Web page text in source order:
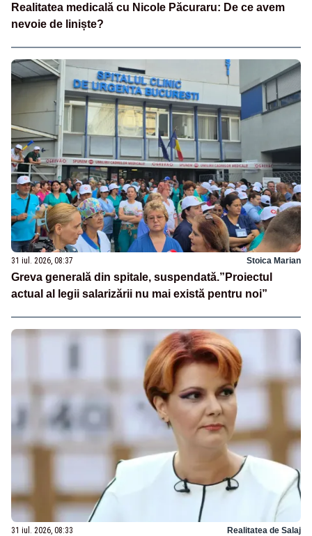
Realitatea medicală cu Nicole Păcuraru: De ce avem
nevoie de liniște?
31 iul. 2026, 08:37 Stoica Marian
Greva generală din spitale, suspendată.”Proiectul
actual al legii salarizării nu mai există pentru noi”
31 iul. 2026, 08:33 Realitatea de Salaj